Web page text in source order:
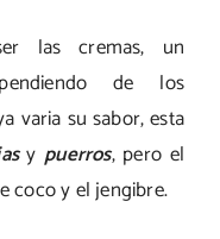
las cremas, un
de los
varia su sabor, esta
ypuerros, pero el
coco y el jengibre.